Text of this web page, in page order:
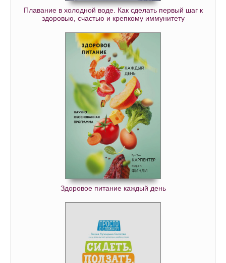
Плавание в холодной воде. Как сделать первый шаг к
здоровью, счастью и крепкому иммунитету
Здоровое питание каждый день